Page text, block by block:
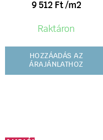
9 512 Ft /m2
Raktáron
HOZZÁADÁS AZ
ÁRAJÁNLATHOZ